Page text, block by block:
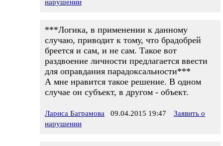
нарушении
***Логика, в применении к данному
случаю, приводит к тому, что брадобрей
бреется и сам, и не сам. Такое вот
раздвоение личности предлагается ввести
для оправдания парадоксальности***
А мне нравится такое решение. В одном
случае он субъект, в другом - объект.
Лариса Баграмова 09.04.2015 19:47
Заявить о
нарушении